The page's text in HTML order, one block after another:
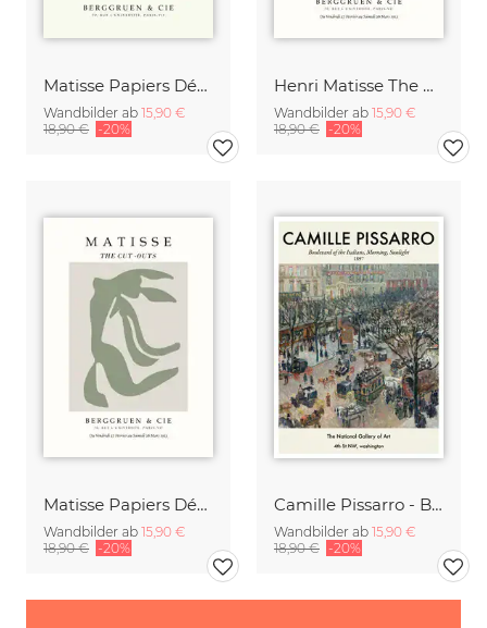
Matisse Papiers Découpés Poster beige-rosa
Wandbilder ab 15,90 €
18,90 € -20%
Henri Matisse The Dance grün-beige
Wandbilder ab 15,90 €
18,90 € -20%
Matisse Papiers Découpés Poster grün-beige
Wandbilder ab 15,90 €
18,90 € -20%
Camille Pissarro - Boulevard of the Italians Paris
Wandbilder ab 15,90 €
18,90 € -20%